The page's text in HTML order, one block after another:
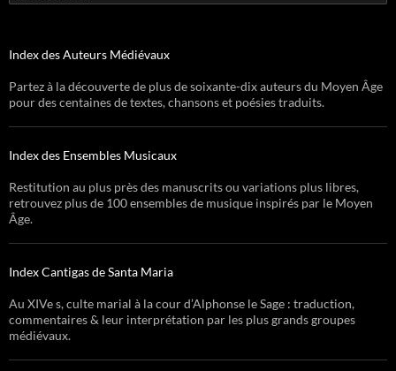
Index des Auteurs Médiévaux
Partez à la découverte de plus de soixante-dix auteurs du Moyen Âge
pour des centaines de textes, chansons et poésies traduits.
Index des Ensembles Musicaux
Restitution au plus près des manuscrits ou variations plus libres,
retrouvez plus de 100 ensembles de musique inspirés par le Moyen
Âge.
Index Cantigas de Santa Maria
Au XIVe s, culte marial à la cour d’Alphonse le Sage : traduction,
commentaires & leur interprétation par les plus grands groupes
médiévaux.